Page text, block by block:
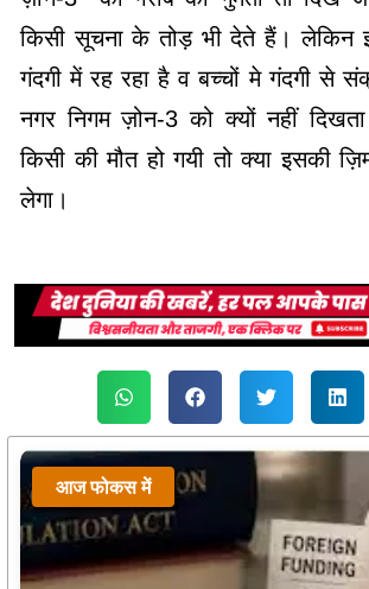
किसी सूचना के तोड़ भी देते हैं। लेकिन
गंदगी में रह रहा है व बच्चों मे गंदगी से
नगर निगम ज़ोन-3 को क्यों नहीं
किसी की मौत हो गयी तो क्या इसकी
लेगा।
आज फोकस में